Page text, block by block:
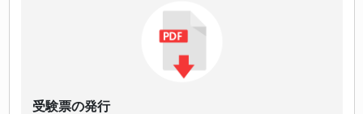
受験票の発行